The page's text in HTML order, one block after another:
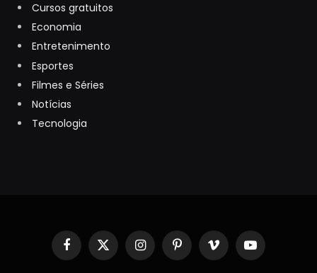
Cursos gratuitos
Economia
Entretenimento
Esportes
Filmes e Séries
Notícias
Tecnologia
Facebook
X
(Twitter)
InstagramPinterestVimeo YouTube